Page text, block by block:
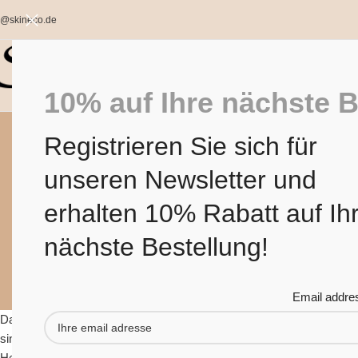
10% auf Ihre nächste
Registrieren Sie sich für
unseren Newsletter und
erhalten 10% Rabatt auf
nächste Bestellung!
Email
Naturseife
Dass heute immer mehr Menschen
, liegt
sind in unserer